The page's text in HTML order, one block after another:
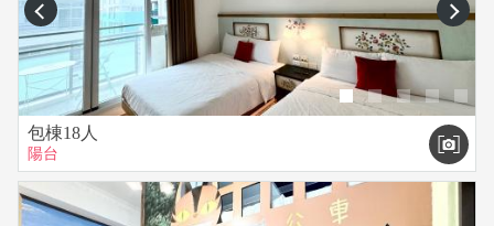
prev next
包棟18人
陽台